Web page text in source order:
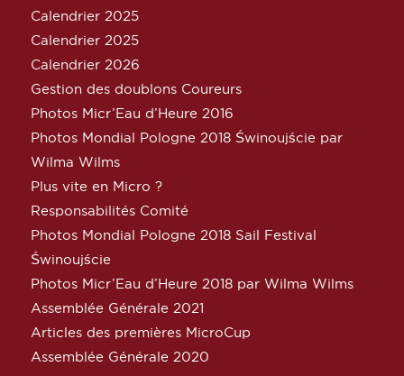
Calendrier 2025
Calendrier 2025
Calendrier 2026
Gestion des doublons Coureurs
Photos Micr’Eau d’Heure 2016
Photos Mondial Pologne 2018 Świnoujście par
Wilma Wilms
Plus vite en Micro ?
Responsabilités Comité
Photos Mondial Pologne 2018 Sail Festival
Świnoujście
Photos Micr’Eau d’Heure 2018 par Wilma Wilms
Assemblée Générale 2021
Articles des premières MicroCup
Assemblée Générale 2020